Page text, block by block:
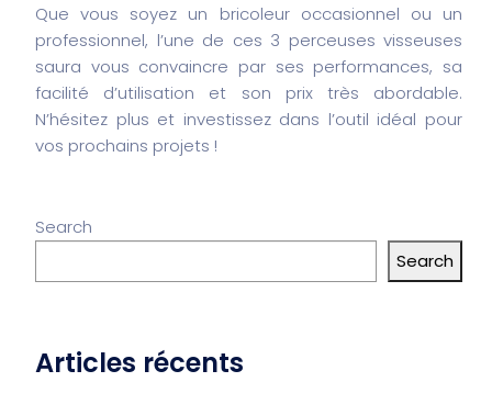
Que vous soyez un bricoleur occasionnel ou un
professionnel, l’une de ces 3 perceuses visseuses
saura vous convaincre par ses performances, sa
facilité d’utilisation et son prix très abordable.
N’hésitez plus et investissez dans l’outil idéal pour
vos prochains projets !
Search
Search
Articles récents